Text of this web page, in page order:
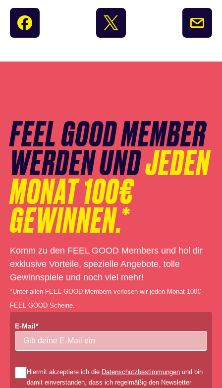
FEEL GOOD MEMBER
WERDEN UNDJEDEN
MONAT 100€
GEWINNEN.*
Komm zu den FEEL GOOD Members und hol dir
exklusive Vorteile, spezielle Angebote, tolle
Gewinnspiele und noch viel mehr!
*Unter allen FEEL GOOD Membern verlosen wir jeden Monat 100€
FEEL GOOD Scheine.
E-Mail*
Hiermit akzeptiere ich die Datenschutzbestimmungen und bin
damit einverstanden, dass ich regelmäßig den Newsletter